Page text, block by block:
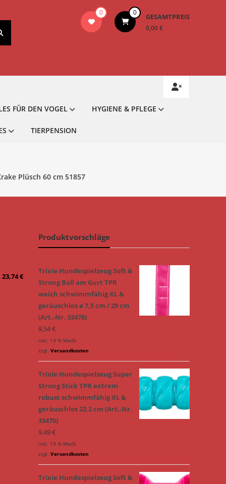
0 0 GESAMTPREIS
0,00 €
FÜR DEN VOGEL HYGIENE & PFLEGE
TIERPENSION
Plüsch 60 cm 51857
23,74€
Produktvorschläge
Trixie Hundespielzeug Soft &
Strong Ball am Gurt TPR
weich schwimmfähig XL &
geräuschlos ø 7,5 cm / 29 cm
(Art.-Nr. 33478)
8,54€
inkl. 19 % MwSt.
zzgl. Versandkosten
Trixie Hundespielzeug Super
Strong Stick TPR extrem
robust schwimmfähig XL &
geräuschlos 22,2 cm (Art.-Nr.
33470)
9,49€
inkl. 19 % MwSt.
zzgl. Versandkosten
Trixie Hundespielzeug Soft &